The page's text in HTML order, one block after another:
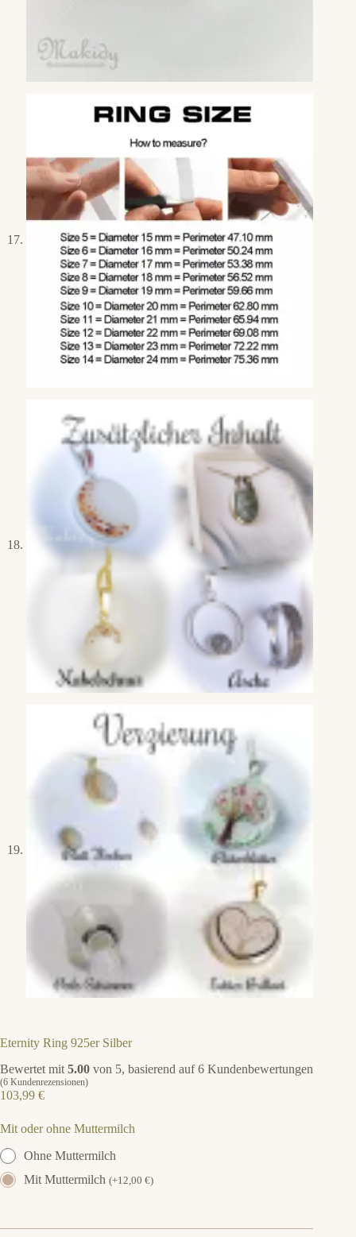
Eternity Ring 925er Silber
Bewertet mit 5.00 von 5, basierend auf6 Kundenbewertungen
(6 Kundenrezensionen)
103,99 €
Mit oder ohne Muttermilch
Ohne Muttermilch
Mit Muttermilch (+12,00 €)